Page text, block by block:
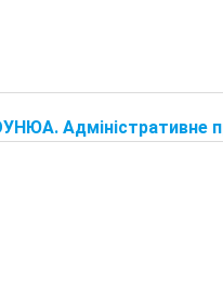
Адміністративне